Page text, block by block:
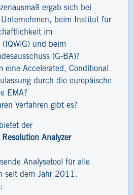
ergab sich bei
Unternehmen, beim Institut für
im
(IQWiG) und beim
(G-BA)?
eine Accelerated, Conditional
durch die europäische
EMA?
Verfahren gibt es?
der
Resolution Analyzer
Analysetool für alle
seit dem Jahr 2011.